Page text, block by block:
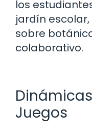
los
jardín
sobre
colaborativo.
Juegos